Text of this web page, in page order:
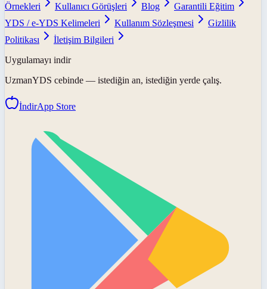
Örnekleri
Kullanıcı Görüşleri Blog
Garantili Eğitim
YDS / e-YDS Kelimeleri
Kullanım Sözleşmesi
Gizlilik
Politikası
İletişim Bilgileri
Uygulamayı indir
UzmanYDS cebinde — istediğin an, istediğin yerde çalış.
İndirApp Store